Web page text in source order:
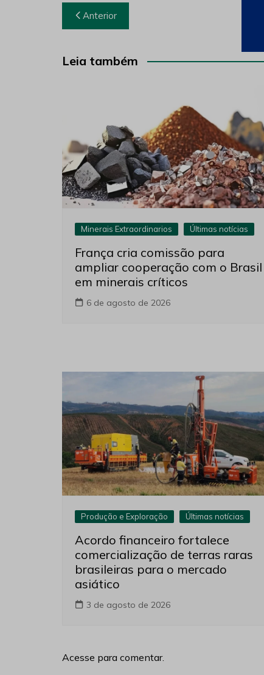
Navegação
de
Post
Anterior
Leia também
Minerais Extraordinarios Últimas notícias
França cria comissão para
ampliar cooperação com o Brasil
em minerais críticos
6 de agosto de 2026
Produção e Exploração Últimas notícias
Acordo financeiro fortalece
comercialização de terras raras
brasileiras para o mercado
asiático
3 de agosto de 2026
Acesse para comentar.